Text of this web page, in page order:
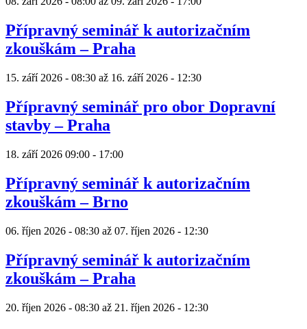
Přípravný seminář k autorizačním
zkouškám – Praha
15. září 2026 - 08:30 až 16. září 2026 - 12:30
Přípravný seminář pro obor Dopravní
stavby – Praha
18. září 2026 09:00 - 17:00
Přípravný seminář k autorizačním
zkouškám – Brno
06. říjen 2026 - 08:30 až 07. říjen 2026 - 12:30
Přípravný seminář k autorizačním
zkouškám – Praha
20. říjen 2026 - 08:30 až 21. říjen 2026 - 12:30